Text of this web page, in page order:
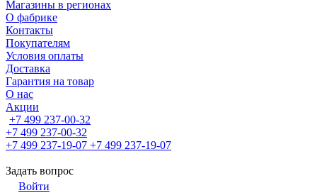
Магазины в регионах
О фабрике
Контакты
Покупателям
Условия оплаты
Доставка
Гарантия на товар
О нас
Акции
+7 499 237-00-32
+7 499 237-00-32
+7 499 237-19-07 +7 499 237-19-07
Задать вопрос
Войти